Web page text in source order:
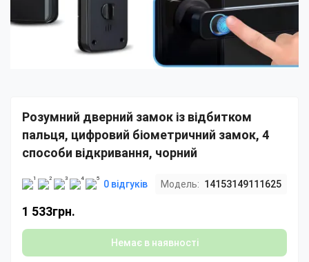
Розумний дверний замок із відбитком
пальця, цифровий біометричний замок, 4
способи відкривання, чорний
0 відгуків Модель: 14153149111625
1 533грн.
Немає в наявності